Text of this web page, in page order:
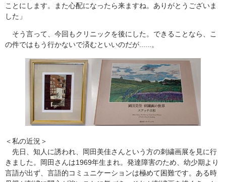
ことにします。また心配になったら来ますね。ありがとうございま
した」
そう言って、今回もクリニックを後にした。できることなら、こ
の件ではもう行かないで済むといいのだが......。
＜私の近況＞
先日、知人に誘われ、岡田美佳さんという方の刺繍画展を見に行
きました。岡田さんは1969年生まれ。発達障害のため、幼少期より
言語が出ず、言語的コミュニケーションは極めて困難です。ある時